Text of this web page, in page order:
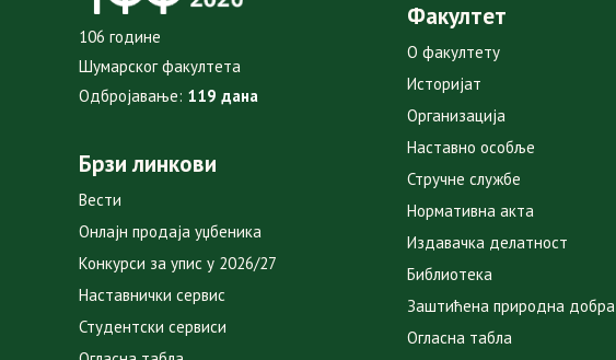
106 године
Шумарског факултета
Одбројавање: 119 дана
Брзи линкови
Вести
Онлајн продаја уџбеника
Конкурси за упис у 2026/27
Наставнички сервис
Студентски сервиси
Факултет
О факултету
Историјат
Организација
Наставно особље
Стручне службе
Нормативна акта
Издавачка делатност
Библиотека
Заштићена природна добра
Огласна табла